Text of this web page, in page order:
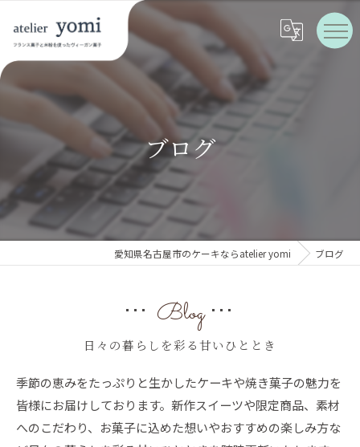
ブログ
愛知県名古屋市のケーキならatelier yomi ブログ
Blog
日々の暮らしを彩る甘いひととき
季節の恵みをたっぷりと生かしたケーキや焼き菓子の魅力を
皆様にお届けしております。新作スイーツや限定商品、素材
へのこだわり、お菓子に込めた想いやおすすめの楽しみ方な